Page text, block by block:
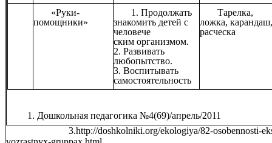
«Руки-
помощники»
1. Продолжать
знакомить детей с
человече
ским организмом.
2. Развивать
любопытство.
3. Воспитывать
самостоятельность
Тарелка,
ложка,
расческа
1. Дошкольная педагогика №4(69)/апрель/2011
3.http://doshkolniki.org/ekologiya/82-osobennosti-